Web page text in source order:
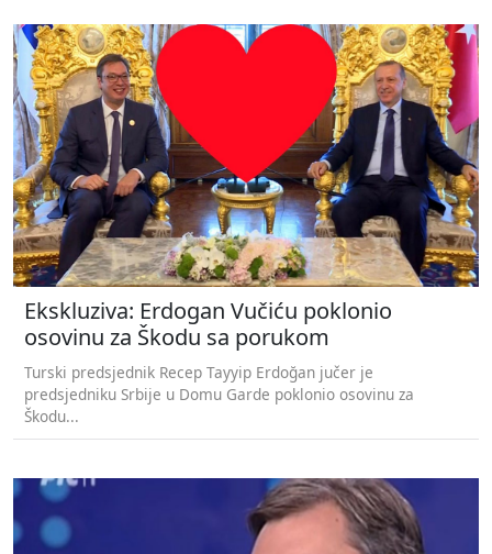
Ekskluziva: Erdogan Vučiću poklonio
osovinu za Škodu sa porukom
Turski predsjednik Recep Tayyip Erdoğan jučer je
predsjedniku Srbije u Domu Garde poklonio osovinu za
Škodu...